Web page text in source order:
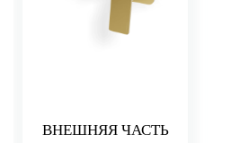
ВНЕШНЯЯ ЧАСТЬ